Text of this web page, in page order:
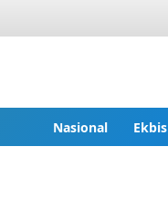
Nasional Ekbis